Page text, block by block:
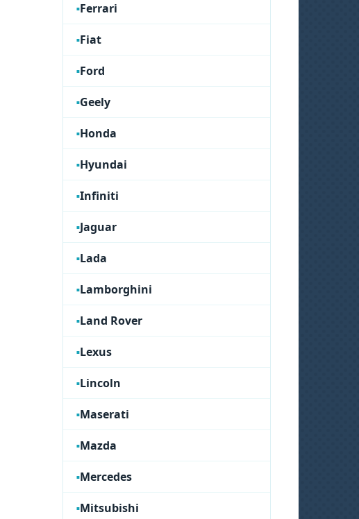
Ferrari
Fiat
Ford
Geely
Honda
Hyundai
Infiniti
Jaguar
Lada
Lamborghini
Land Rover
Lexus
Lincoln
Maserati
Mazda
Mercedes
Mitsubishi